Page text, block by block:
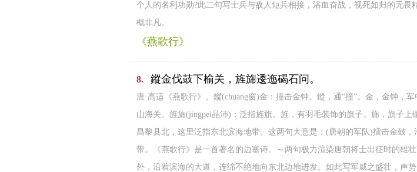
个人的名利功勋?此二句写士兵与敌人短兵相接，浴血奋战，视死如归的无
概非凡。
《燕歌行》
8. 鏦金伐鼓下榆关，旌旆逶迤碣石问。
唐·高适《燕歌行》。鏦(chuang窗)金：撞击金钟。鏦，通“撞”。金，金钟，
山海关。旌旆(jingpei晶沛)：泛指旌旗。旌，有羽毛装饰的旗子。旆，旗子
昌黎县北，这里泛指东北滨海地带。这两句大意是：(唐朝的军队)擂击金鼓
带。《燕歌行》是一首著名的边塞诗。～两句极力渲染唐朝将士出征时的雄
外，沿着滨海的大道，连绵不绝地向东北边地进发。如此写军威之盛壮，声